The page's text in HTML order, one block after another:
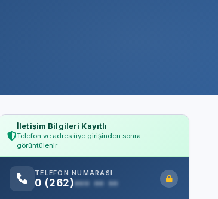
İletişim Bilgileri Kayıtlı
Telefon ve adres üye girişinden sonra
görüntülenir
TELEFON NUMARASI
0 (262)••• •• ••